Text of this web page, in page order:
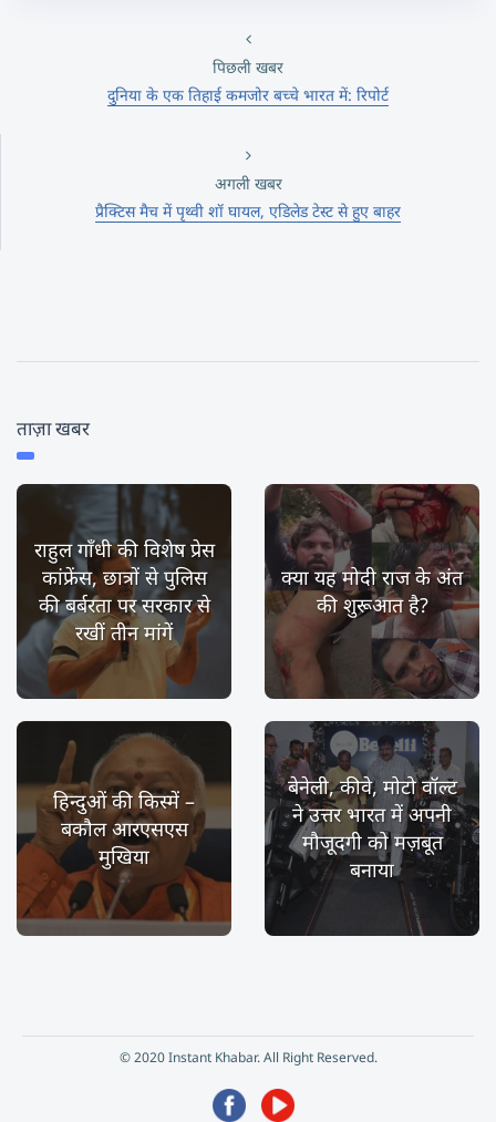
पिछली खबर
दुनिया के एक तिहाई कमजोर बच्‍चे भारत में: रिपोर्ट
अगली खबर
प्रैक्टिस मैच में पृथ्‍वी शॉ घायल, एडिलेड टेस्‍ट से हुए बाहर
ताज़ा खबर
राहुल गाँधी की विशेष प्रेस
कांफ्रेंस, छात्रों से पुलिस
की बर्बरता पर सरकार से
रखीं तीन मांगें
क्या यह मोदी राज के अंत
की शुरूआत है?
हिन्दुओं की किस्में –
बकौल आरएसएस
मुखिया
बेनेली, कीवे, मोटो वॉल्ट
ने उत्तर भारत में अपनी
मौजूदगी को मज़बूत
बनाया
© 2020 Instant Khabar. All Right Reserved.